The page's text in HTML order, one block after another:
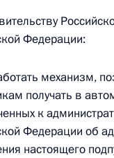
года
закон от
изменений в
года
Федерации:
механизм,
получать в
к
Федерации об
настоящего